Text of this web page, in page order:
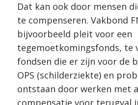
Dat kan ook door mensen
te compenseren. Vakbond
bijvoorbeeld pleit voor een
tegemoetkomingsfonds, te
fondsen die er zijn voor de
OPS (schilderziekte) en
ontstaan door werken met